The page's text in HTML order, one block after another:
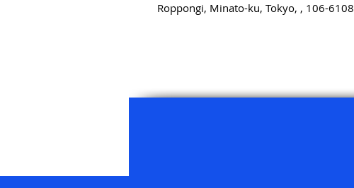
Roppongi, Minato-ku, Tokyo, , 106-6108